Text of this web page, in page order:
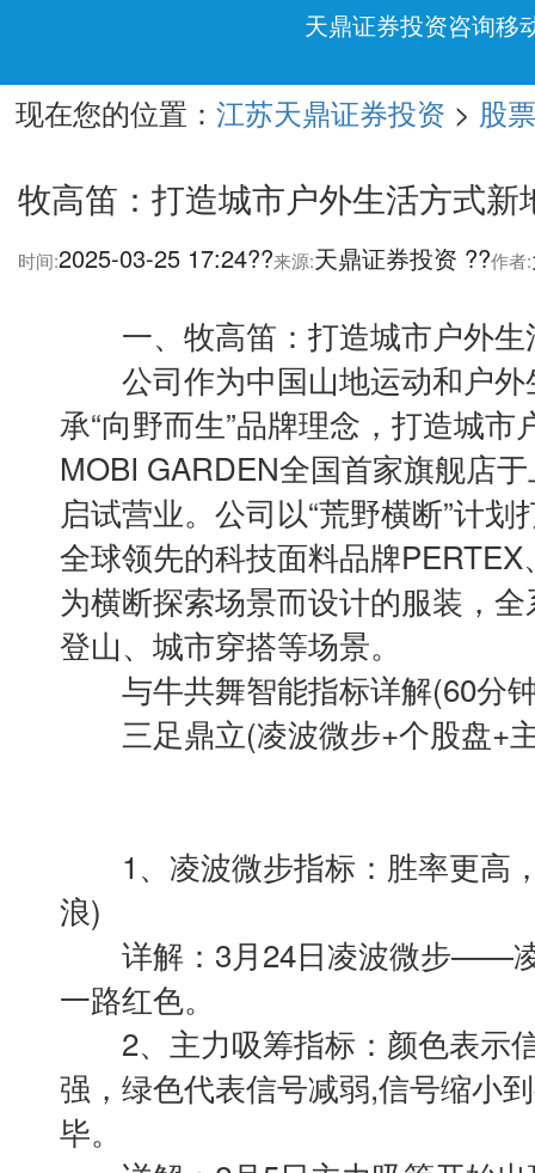
天鼎证券投资咨询移
现在您的位置： 江苏天鼎证券投资 > 股
牧高笛：打造城市户外生活方式新
时间:2025-03-25 17:24??来源:天鼎证券投资 ??作者:
一、牧高笛：打造城市户外生
公司作为中国山地运动和户外
承“向野而生”品牌理念，打造城
MOBI GARDEN全国首家旗舰店
启试营业。公司以“荒野横断”计
全球领先的科技面料品牌
为横断探索场景而设计的服装，
登山、城市穿搭等场景。
与牛共舞智能指标详解(60分
三足鼎立(凌波微步+个股盘+
1、凌波微步指标：胜率更高
浪)
详解：3月24日凌波微步——凌
一路红色。
2、主力吸筹指标：颜色表示
强，绿色代表信号减弱,信号缩小
毕。